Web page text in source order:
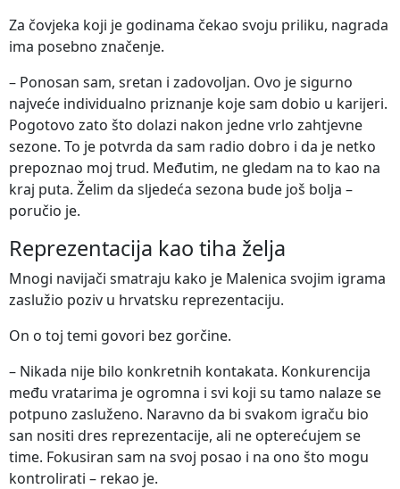
Za čovjeka koji je godinama čekao svoju priliku, nagrada
ima posebno značenje.
– Ponosan sam, sretan i zadovoljan. Ovo je sigurno
najveće individualno priznanje koje sam dobio u karijeri.
Pogotovo zato što dolazi nakon jedne vrlo zahtjevne
sezone. To je potvrda da sam radio dobro i da je netko
prepoznao moj trud. Međutim, ne gledam na to kao na
kraj puta. Želim da sljedeća sezona bude još bolja –
poručio je.
Reprezentacija kao tiha želja
Mnogi navijači smatraju kako je Malenica svojim igrama
zaslužio poziv u hrvatsku reprezentaciju.
On o toj temi govori bez gorčine.
– Nikada nije bilo konkretnih kontakata. Konkurencija
među vratarima je ogromna i svi koji su tamo nalaze se
potpuno zasluženo. Naravno da bi svakom igraču bio
san nositi dres reprezentacije, ali ne opterećujem se
time. Fokusiran sam na svoj posao i na ono što mogu
kontrolirati – rekao je.